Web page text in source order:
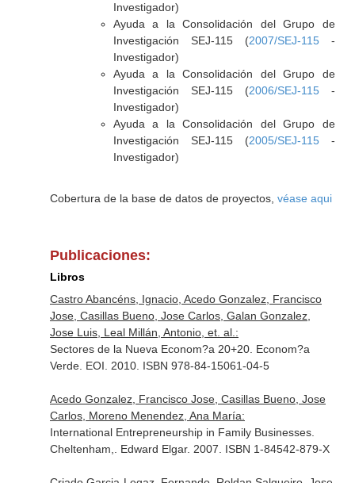
Investigador)
Ayuda a la Consolidación del Grupo de
Investigación SEJ-115 (2007/SEJ-115-
Investigador)
Ayuda a la Consolidación del Grupo de
Investigación SEJ-115 (2006/SEJ-115-
Investigador)
Ayuda a la Consolidación del Grupo de
Investigación SEJ-115 (2005/SEJ-115-
Investigador)
Cobertura de la base de datos de proyectos, véase aqui
Publicaciones:
Libros
Castro Abancéns, Ignacio, Acedo Gonzalez, Francisco
Jose, Casillas Bueno, Jose Carlos, Galan Gonzalez,
Jose Luis, Leal Millán, Antonio, et. al.:
Sectores de la Nueva Econom?a 20+20. Econom?a
Verde. EOI. 2010. ISBN 978-84-15061-04-5
Acedo Gonzalez, Francisco Jose, Casillas Bueno, Jose
Carlos, Moreno Menendez, Ana María:
International Entrepreneurship in Family Businesses.
Cheltenham,. Edward Elgar. 2007. ISBN 1-84542-879-X